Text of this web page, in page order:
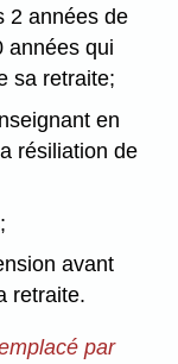
2 années de
années qui
sa retraite;
en
résiliation de
avant
retraite.
par